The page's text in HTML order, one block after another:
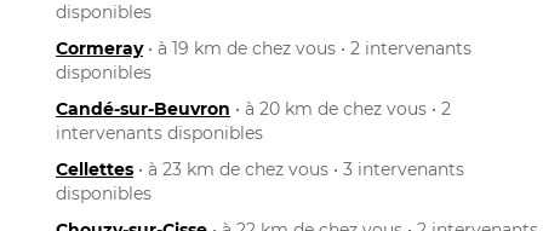
disponibles
Cormeray• à 19 km de chez vous • 2 intervenants
disponibles
Candé-sur-Beuvron • à 20 km de chez vous • 2
intervenants disponibles
Cellettes • à 23 km de chez vous • 3 intervenants
disponibles